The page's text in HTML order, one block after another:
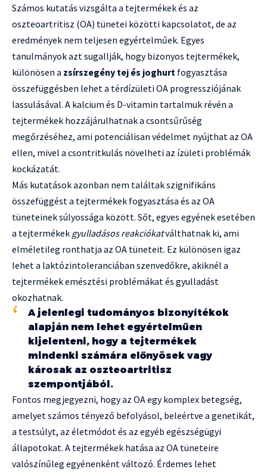
Számos kutatás vizsgálta a tejtermékek és az
oszteoartritisz (OA) tünetei közötti kapcsolatot, de az
eredmények nem teljesen egyértelműek. Egyes
tanulmányok azt sugallják, hogy bizonyos tejtermékek,
különösen a zsírszegény tej és joghurt fogyasztása
összefüggésben lehet a térdízületi OA progressziójának
lassulásával. A kalcium és D-vitamin tartalmuk révén a
tejtermékek hozzájárulhatnak a csontsűrűség
megőrzéséhez, ami potenciálisan védelmet nyújthat az OA
ellen, mivel a csontritkulás növelheti az ízületi problémák
kockázatát.
Más kutatások azonban nem találtak szignifikáns
összefüggést a tejtermékek fogyasztása és az OA
tüneteinek súlyossága között. Sőt, egyes egyének esetében
a tejtermékek gyulladásos reakciókatválthatnak ki, ami
elméletileg ronthatja az OA tüneteit. Ez különösen igaz
lehet a laktózintoleranciában szenvedőkre, akiknél a
tejtermékek emésztési problémákat és gyulladást
okozhatnak.
A jelenlegi tudományos bizonyítékok
alapján nem lehet egyértelműen
kijelenteni, hogy a tejtermékek
mindenki számára előnyösek vagy
károsak az oszteoartritisz
szempontjából.
Fontos megjegyezni, hogy az OA egy komplex betegség,
amelyet számos tényező befolyásol, beleértve a genetikát,
a testsúlyt, az életmódot és az egyéb egészségügyi
állapotokat. A tejtermékek hatása az OA tüneteire
valószínűleg egyénenként változó. Érdemes lehet